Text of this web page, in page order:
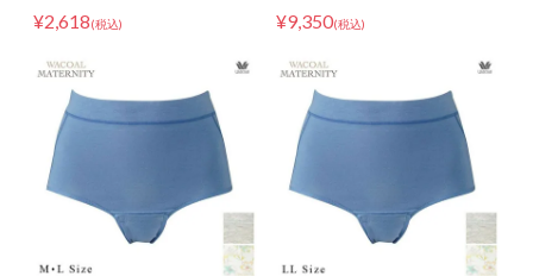
もラクに♪ 産前・産後兼用シ
¥2,618(税込)
サポート 産褥 産前用機能ボト
¥9,350(税込)